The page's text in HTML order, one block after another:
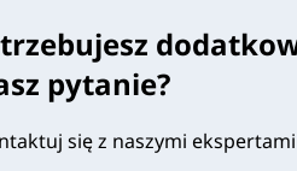
pytanie?
się z naszymi ekspertami